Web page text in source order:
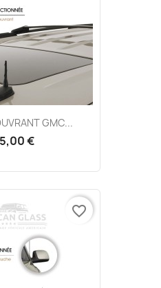
GMC...
€
favorite_border